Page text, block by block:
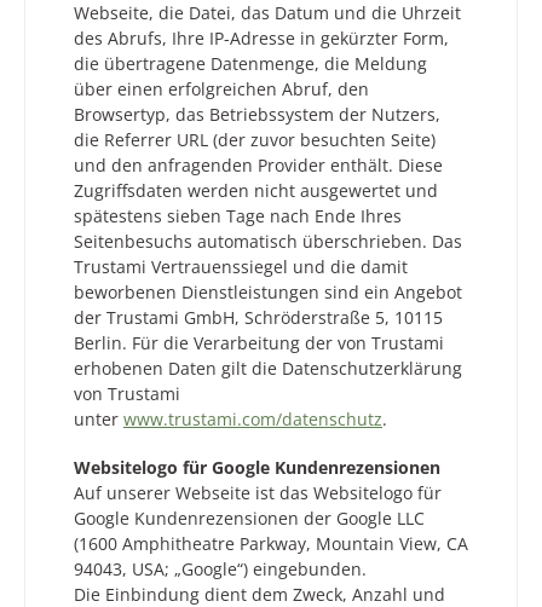
Webseite, die Datei, das Datum und die Uhrzeit
des Abrufs, Ihre IP-Adresse in gekürzter Form,
die übertragene Datenmenge, die Meldung
über einen erfolgreichen Abruf, den
Browsertyp, das Betriebssystem der Nutzers,
die Referrer URL (der zuvor besuchten Seite)
und den anfragenden Provider enthält. Diese
Zugriffsdaten werden nicht ausgewertet und
spätestens sieben Tage nach Ende Ihres
Seitenbesuchs automatisch überschrieben. Das
Trustami Vertrauenssiegel und die damit
beworbenen Dienstleistungen sind ein Angebot
der Trustami GmbH, Schröderstraße 5, 10115
Berlin. Für die Verarbeitung der von Trustami
erhobenen Daten gilt die Datenschutzerklärung
von Trustami
unter www.trustami.com/datenschutz.
Websitelogo für Google Kundenrezensionen
Auf unserer Webseite ist das Websitelogo für
Google Kundenrezensionen der Google LLC
(1600 Amphitheatre Parkway, Mountain View, CA
94043, USA; „Google“) eingebunden.
Die Einbindung dient dem Zweck, Anzahl und